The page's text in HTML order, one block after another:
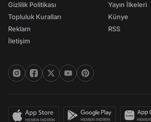
Gizlilik Politikası
Topluluk Kuralları
Reklam
İletişim
Yayın İlkeleri
Künye
RSS